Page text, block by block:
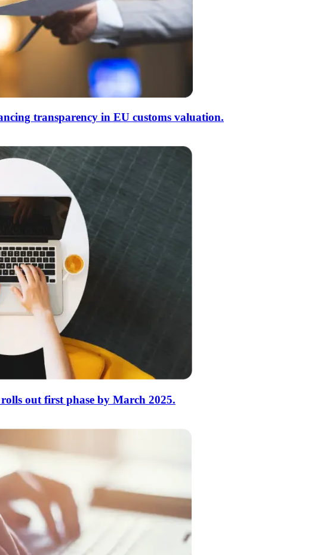
transparency in EU customs valuation.
out first phase by March 2025.